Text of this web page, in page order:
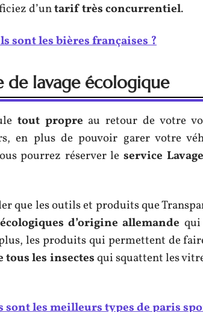
d’untarif très concurrentiel.
sont les bières françaises ?
de lavage écologique
tout propre au retour de votre
en plus de pouvoir garer votre
pourrez réserver leservice Lavage
que les outils et produits que
écologiques d’origine allemande qui
les produits qui permettent de
les insectesqui squattent les
sont les meilleurs types de paris